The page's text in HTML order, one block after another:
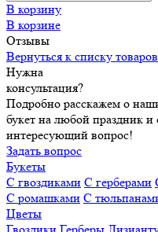
В корзину
В корзине
Отзывы
Вернуться к списку товаров
Нужна
консультация?
Подробно расскажем о
букет на любой праздник
интересующий вопрос!
Задать вопрос
Букеты
С гвоздиками С герберами
С ромашками С
Цветы